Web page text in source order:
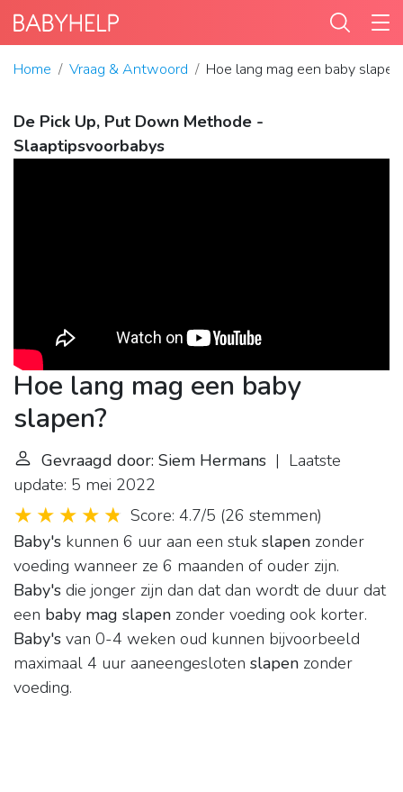
Home Vraag & Antwoord Hoe lang mag een baby
De Pick Up, Put Down Methode -
Slaaptipsvoorbabys
Hoe lang mag een baby
slapen?
Gevraagd door: Siem Hermans | Laatste
update: 5 mei 2022
Score: 4.7/5 (26 stemmen)
Baby's kunnen 6 uur aan een stuk slapen zonder
voeding wanneer ze 6 maanden of ouder zijn.
Baby's die jonger zijn dan dat dan wordt de duur dat
een baby mag slapen zonder voeding ook korter.
Baby's van 0-4 weken oud kunnen bijvoorbeeld
maximaal 4 uur aaneengesloten slapen zonder
voeding.